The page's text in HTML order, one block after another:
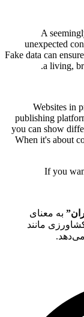
A
unexpected
Fake data can
a living,
Websites in
publishing
you can show
When it's about
If you
به معنای
مانند
می‌دهد.